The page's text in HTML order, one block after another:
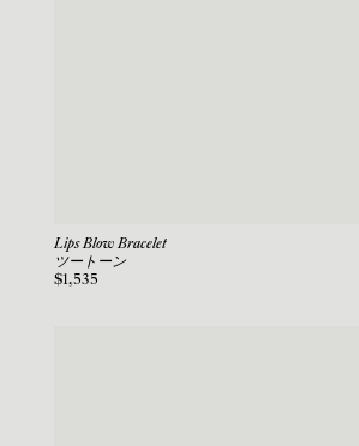
Lips Blow Bracelet
ツートーン
$1,535